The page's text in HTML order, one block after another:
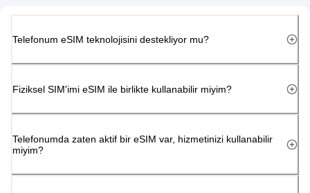
Telefonum eSIM teknolojisini destekliyor mu?
Fiziksel SIM'imi eSIM ile birlikte kullanabilir miyim?
Telefonumda zaten aktif bir eSIM var, hizmetinizi kullanabilir
miyim?